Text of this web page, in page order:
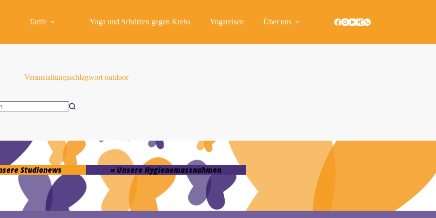
Tarife Yoga und Schützen gegen Krebs Yogareisen Über uns
Veranstaltungsschlagwortoutdoor
Studionews » Unsere Hygienemassnahmen